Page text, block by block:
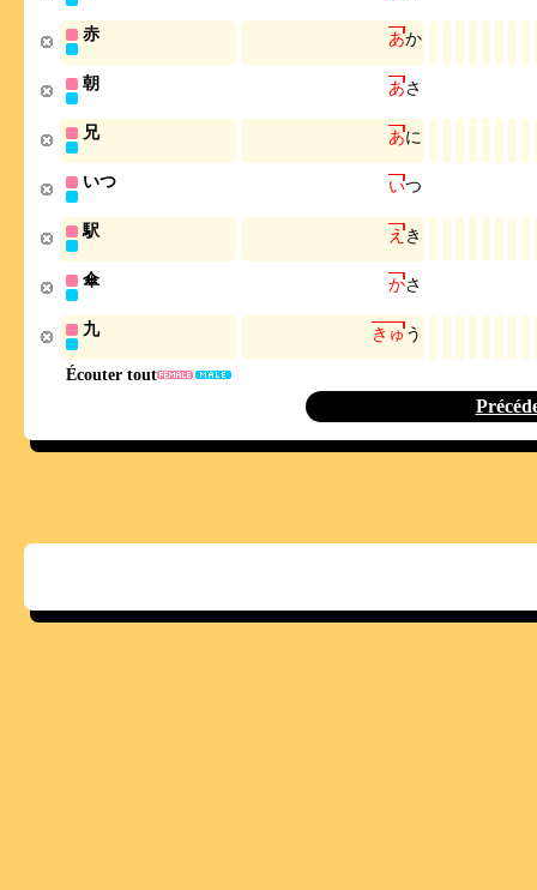
Écouter tout
赤 あか
朝 あさ
兄 あに
いつ いつ
駅 えき
傘 かさ
九 き ゅう